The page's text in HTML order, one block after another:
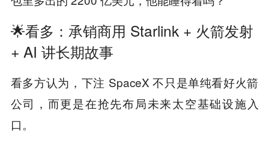
🌟看多：承销商用 Starlink + 火箭发射
+ AI 讲长期故事
看多方认为，下注 SpaceX 不只是单纯看好火箭
公司，而更是在抢先布局未来太空基础设施入
口。